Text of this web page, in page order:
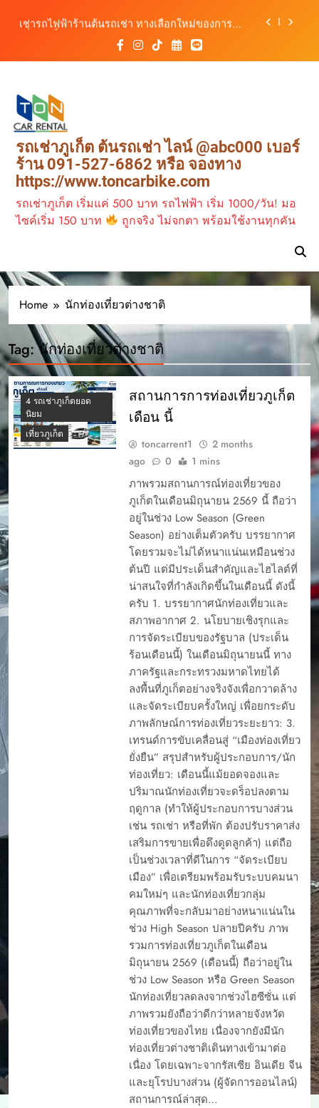
เช่ารถไฟฟ้าร้านต้นรถเช่า ทางเลือกใหม่ของการ
เที่ยวภูเก็ต ขับเงียบ ประหยัด และทันสมัย
ต้นรถเช่ามอเตอร์ไซค์ภูเก็ต ราคาประหยัด ขี่ง่าย รับ
รถสะดวก 24 ชั่วโมง
สะดวก ราคาประหยัด เริ่มต้นเพียง 150 บาท/วัน
ต้นรถเช่า ครบทุกฟังก์ชันการใช้งาน ครบทุกประเภท
รถ ตอบโจทย์ทุกการเดินทางในภูเก็ต
เช่ารถไฟฟ้าร้านต้นรถเช่า ทางเลือกใหม่ของการ
เที่ยวภูเก็ต ขับเงียบ ประหยัด และทันสมัย
ต้นรถเช่ามอเตอร์ไซค์ภูเก็ต ราคาประหยัด ขี่ง่าย รับ
รถสะดวก 24 ชั่วโมง
รถเช่าภูเก็ต ต้นรถเช่า ไลน์ @abc000 เบอร์
ร้าน 091-527-6862 หรือ จองทาง
https://www.toncarbike.com
รถเช่าภูเก็ต เริ่มแค่ 500 บาท รถไฟฟ้า เริ่ม 1000/วัน! มอ
ไซค์เริ่ม 150 บาท
ถูกจริง ไม่จกตา พร้อมใช้งานทุกคัน
Home นักท่องเที่ยวต่างชาติ
Tag:นักท่องเที่ยวต่างชาติ
4 รถเช่าภูเก็ตยอด
นิยม
เที่ยวภูเก็ต
สถานการการท่องเที่ยวภูเก็ต
เดือน นี้
toncarrent1
2 months
ago
0 1 mins
ภาพรวมสถานการณ์ท่องเที่ยวของ
ภูเก็ตในเดือนมิถุนายน 2569 นี้ ถือว่า
อยู่ในช่วง Low Season (Green
Season) อย่างเต็มตัวครับ บรรยากาศ
โดยรวมจะไม่ได้หนาแน่นเหมือนช่วง
ต้นปี แต่มีประเด็นสำคัญและไฮไลต์ที่
น่าสนใจที่กำลังเกิดขึ้นในเดือนนี้ ดังนี้
ครับ 1. บรรยากาศนักท่องเที่ยวและ
สภาพอากาศ 2. นโยบายเชิงรุกและ
การจัดระเบียบของรัฐบาล (ประเด็น
ร้อนเดือนนี้) ในเดือนมิถุนายนนี้ ทาง
ภาครัฐและกระทรวงมหาดไทยได้
ลงพื้นที่ภูเก็ตอย่างจริงจังเพื่อกวาดล้าง
และจัดระเบียบครั้งใหญ่ เพื่อยกระดับ
ภาพลักษณ์การท่องเที่ยวระยะยาว: 3.
เทรนด์การขับเคลื่อนสู่ “เมืองท่องเที่ยว
ยั่งยืน” สรุปสำหรับผู้ประกอบการ/นัก
ท่องเที่ยว: เดือนนี้แม้ยอดจองและ
ปริมาณนักท่องเที่ยวจะดร็อปลงตาม
ฤดูกาล (ทำให้ผู้ประกอบการบางส่วน
เช่น รถเช่า หรือที่พัก ต้องปรับราคาส่ง
เสริมการขายเพื่อดึงดูดลูกค้า) แต่ถือ
เป็นช่วงเวลาที่ดีในการ “จัดระเบียบ
เมือง” เพื่อเตรียมพร้อมรับระบบคมนา
คมใหม่ๆ และนักท่องเที่ยวกลุ่ม
คุณภาพที่จะกลับมาอย่างหนาแน่นใน
ช่วง High Season ปลายปีครับ ภาพ
รวมการท่องเที่ยวภูเก็ตในเดือน
มิถุนายน 2569 (เดือนนี้) ถือว่าอยู่ใน
ช่วง Low Season หรือ Green Season
นักท่องเที่ยวลดลงจากช่วงไฮซีซั่น แต่
ภาพรวมยังถือว่าดีกว่าหลายจังหวัด
ท่องเที่ยวของไทย เนื่องจากยังมีนัก
ท่องเที่ยวต่างชาติเดินทางเข้ามาต่อ
เนื่อง โดยเฉพาะจากรัสเซีย อินเดีย จีน
และยุโรปบางส่วน (ผู้จัดการออนไลน์)
สถานการณ์ล่าสุด…